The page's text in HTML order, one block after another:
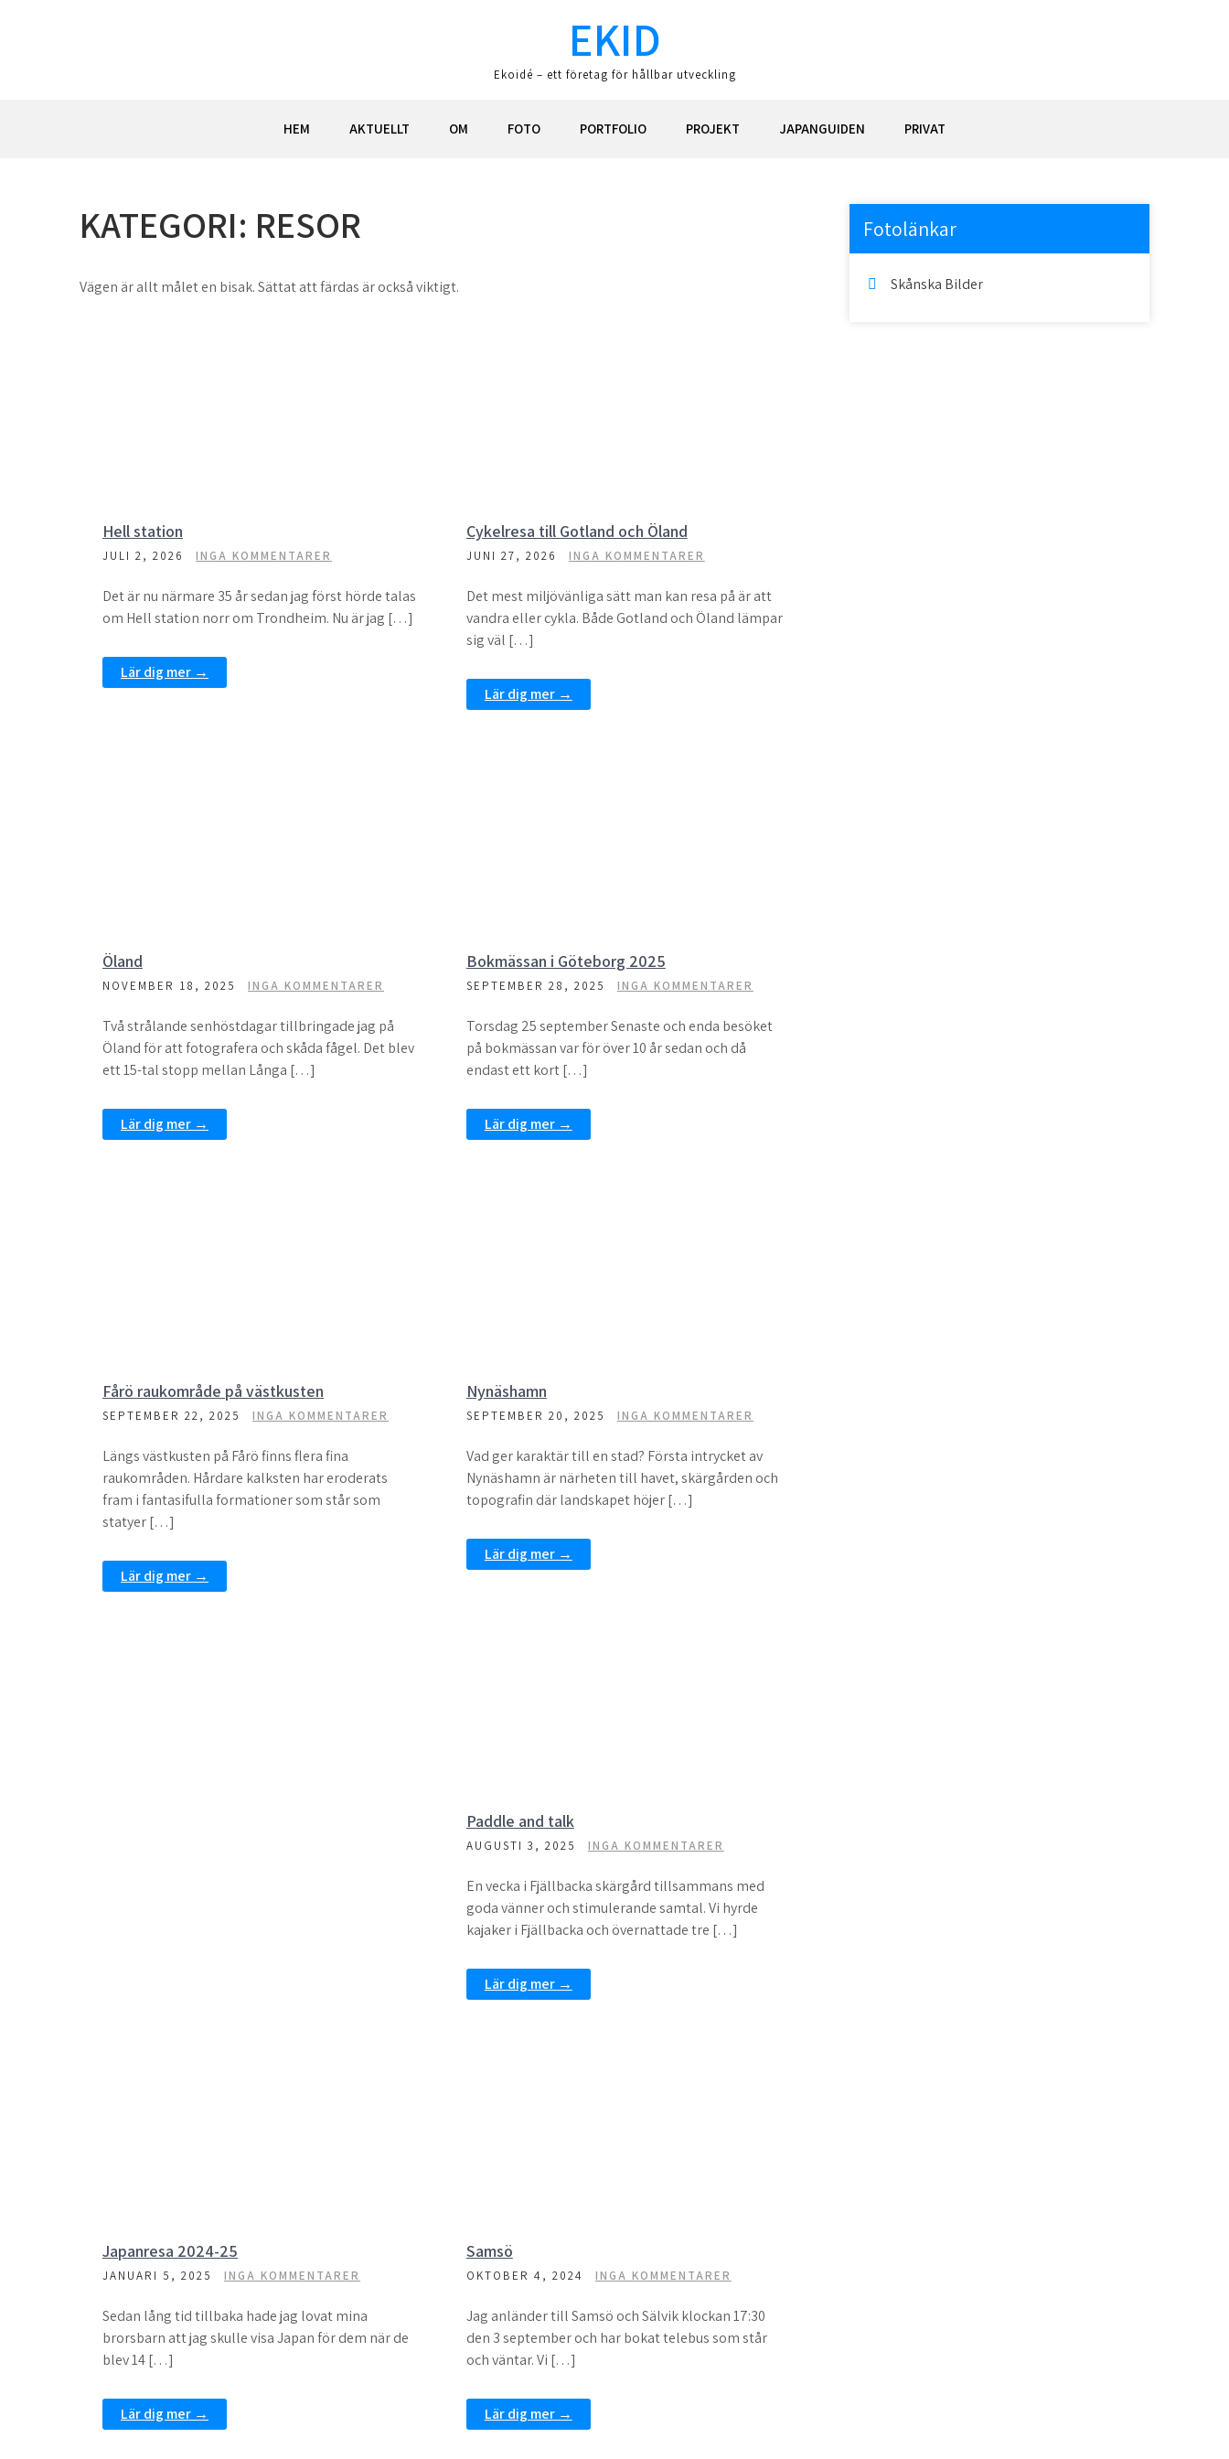
EKID
Ekoidé – ett företag för hållbar utveckling
HEM AKTUELLT OM FOTO PORTFOLIO PROJEKT JAPANGUIDEN PRIVAT
KATEGORI: RESOR
Vägen är allt målet en bisak. Sättat att färdas är också viktigt.
Hell station
JULI 2, 2026 INGA KOMMENTARER
Det är nu närmare 35 år sedan jag först hörde talas
om Hell station norr om Trondheim. Nu är jag […]
Lär dig mer →
Cykelresa till Gotland och Öland
JUNI 27, 2026 INGA KOMMENTARER
Det mest miljövänliga sätt man kan resa på är att
vandra eller cykla. Både Gotland och Öland lämpar
sig väl […]
Lär dig mer →
Öland
NOVEMBER 18, 2025 INGA KOMMENTARER
Två strålande senhöstdagar tillbringade jag på
Öland för att fotografera och skåda fågel. Det blev
ett 15-tal stopp mellan Långa […]
Lär dig mer →
Bokmässan i Göteborg 2025
SEPTEMBER 28, 2025 INGA KOMMENTARER
Torsdag 25 september Senaste och enda besöket
på bokmässan var för över 10 år sedan och då
endast ett kort […]
Lär dig mer →
Fårö raukområde på västkusten
SEPTEMBER 22, 2025 INGA KOMMENTARER
Längs västkusten på Fårö finns flera fina
raukområden. Hårdare kalksten har eroderats
fram i fantasifulla formationer som står som
statyer […]
Lär dig mer →
Nynäshamn
SEPTEMBER 20, 2025 INGA KOMMENTARER
Vad ger karaktär till en stad? Första intrycket av
Nynäshamn är närheten till havet, skärgården och
topografin där landskapet höjer […]
Lär dig mer →
Paddle and talk
AUGUSTI 3, 2025 INGA KOMMENTARER
En vecka i Fjällbacka skärgård tillsammans med
goda vänner och stimulerande samtal. Vi hyrde
kajaker i Fjällbacka och övernattade tre […]
Lär dig mer →
Japanresa 2024-25
JANUARI 5, 2025 INGA KOMMENTARER
Sedan lång tid tillbaka hade jag lovat mina
brorsbarn att jag skulle visa Japan för dem när de
blev 14 […]
Lär dig mer →
Samsö
OKTOBER 4, 2024 INGA KOMMENTARER
Jag anländer till Samsö och Sälvik klockan 17:30
den 3 september och har bokat telebus som står
och väntar. Vi […]
Lär dig mer →
Fotolänkar
Skånska Bilder